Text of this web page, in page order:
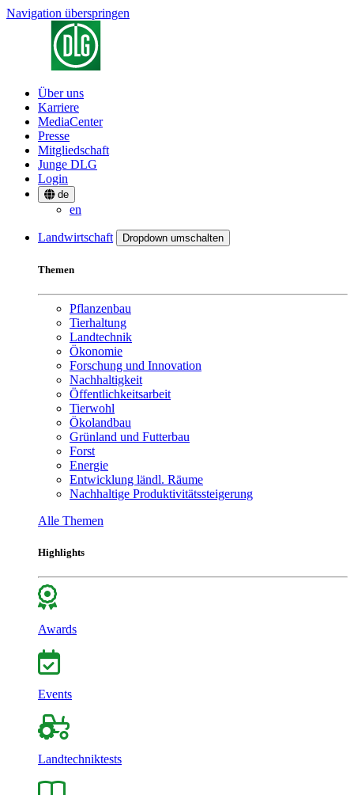
Navigation überspringen
Über uns
Karriere
MediaCenter
Presse
Mitgliedschaft
Junge DLG
Login
de
en
Landwirtschaft Dropdown umschalten
Themen
Pflanzenbau
Tierhaltung
Landtechnik
Ökonomie
Forschung und Innovation
Nachhaltigkeit
Öffentlichkeitsarbeit
Tierwohl
Ökolandbau
Grünland und Futterbau
Forst
Energie
Entwicklung ländl. Räume
Nachhaltige Produktivitätssteigerung
Alle Themen
Highlights
Awards
Events
Landtechniktests